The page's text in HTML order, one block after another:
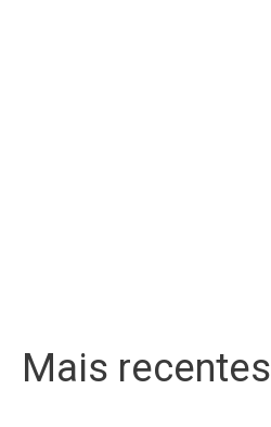
Mais recentes